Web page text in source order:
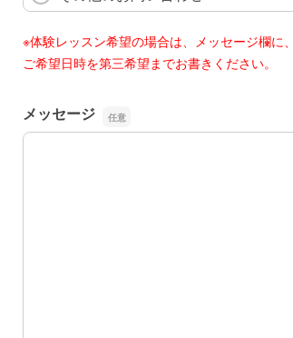
※体験レッスン希望の場合は、メッセージ欄に、
ご希望日時を第三希望までお書きください。
メッセージ
メッセージ